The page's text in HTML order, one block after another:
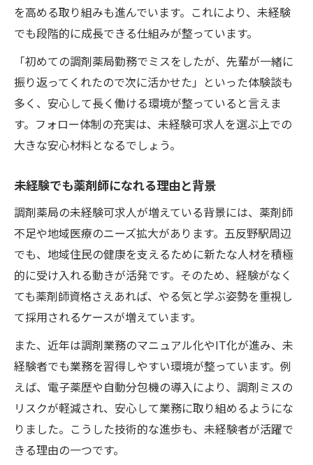
を高める取り組みも進んでいます。これにより、未経験
でも段階的に成長できる仕組みが整っています。
「初めての調剤薬局勤務でミスをしたが、先輩が一緒に
振り返ってくれたので次に活かせた」といった体験談も
多く、安心して長く働ける環境が整っていると言えま
す。フォロー体制の充実は、未経験可求人を選ぶ上での
大きな安心材料となるでしょう。
未経験でも薬剤師になれる理由と背景
調剤薬局の未経験可求人が増えている背景には、薬剤師
不足や地域医療のニーズ拡大があります。五反野駅周辺
でも、地域住民の健康を支えるために新たな人材を積極
的に受け入れる動きが活発です。そのため、経験がなく
ても薬剤師資格さえあれば、やる気と学ぶ姿勢を重視し
て採用されるケースが増えています。
また、近年は調剤業務のマニュアル化やIT化が進み、未
経験者でも業務を習得しやすい環境が整っています。例
えば、電子薬歴や自動分包機の導入により、調剤ミスの
リスクが軽減され、安心して業務に取り組めるようにな
りました。こうした技術的な進歩も、未経験者が活躍で
きる理由の一つです。